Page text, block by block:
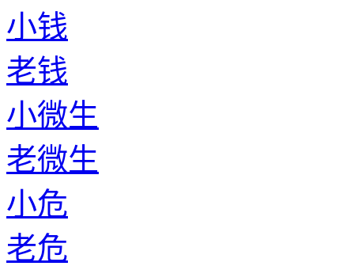
小钱
老钱
小微生
老微生
小危
老危